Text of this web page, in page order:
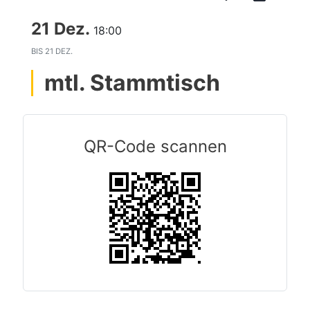
21 Dez. 18:00
BIS 21 DEZ.
mtl. Stammtisch
QR-Code scannen